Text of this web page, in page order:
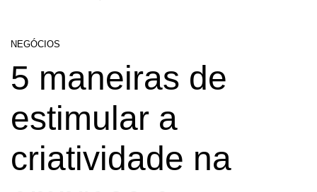
NEGÓCIOS
5 maneiras de
estimular a
criatividade na